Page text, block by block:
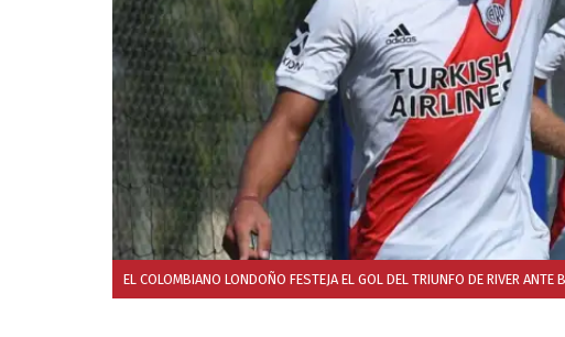
EL COLOMBIANO LONDOÑO FESTEJA EL GOL DEL TRIUNFO DE RIVER ANTE